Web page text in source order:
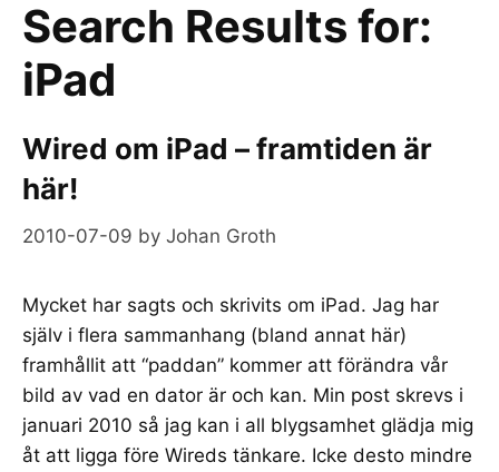
Search Results for:
iPad
Wired om iPad – framtiden är
här!
2010-07-09 by Johan Groth
Mycket har sagts och skrivits om iPad. Jag har
själv i flera sammanhang (bland annat här)
framhållit att “paddan” kommer att förändra vår
bild av vad en dator är och kan. Min post skrevs i
januari 2010 så jag kan i all blygsamhet glädja mig
åt att ligga före Wireds tänkare. Icke desto mindre